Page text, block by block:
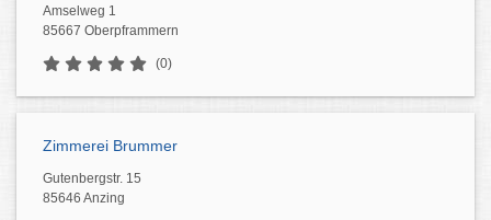
Amselweg 1
85667 Oberpframmern
(0)
Zimmerei Brummer
Gutenbergstr. 15
85646 Anzing